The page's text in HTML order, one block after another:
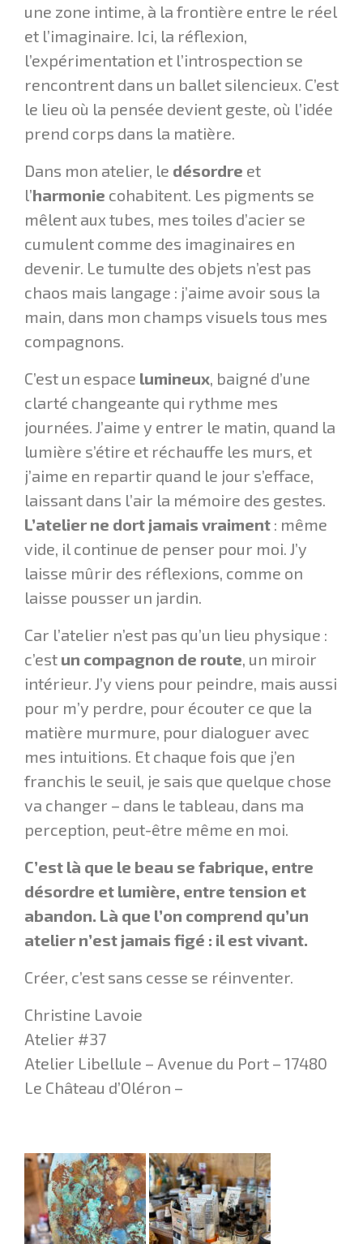
une zone intime, à la frontière entre le réel
et l’imaginaire. Ici, la réflexion,
l’expérimentation et l’introspection se
rencontrent dans un ballet silencieux. C’est
le lieu où la pensée devient geste, où l’idée
prend corps dans la matière.
Dans mon atelier, le désordre et
l’harmonie cohabitent. Les pigments se
mêlent aux tubes, mes toiles d’acier se
cumulent comme des imaginaires en
devenir. Le tumulte des objets n’est pas
chaos mais langage : j’aime avoir sous la
main, dans mon champs visuels tous mes
compagnons.
C’est un espace lumineux , baigné d’une
clarté changeante qui rythme mes
journées. J’aime y entrer le matin, quand la
lumière s’étire et réchauffe les murs, et
j’aime en repartir quand le jour s’efface,
laissant dans l’air la mémoire des gestes.
L’atelier ne dort jamais vraiment : même
vide, il continue de penser pour moi. J’y
laisse mûrir des réflexions, comme on
laisse pousser un jardin.
Car l’atelier n’est pas qu’un lieu physique :
c’est un compagnon de route , un miroir
intérieur. J’y viens pour peindre, mais aussi
pour m’y perdre, pour écouter ce que la
matière murmure, pour dialoguer avec
mes intuitions. Et chaque fois que j’en
franchis le seuil, je sais que quelque chose
va changer – dans le tableau, dans ma
perception, peut-être même en moi.
C’est là que le beau se fabrique, entre
désordre et lumière, entre tension et
abandon. Là que l’on comprend qu’un
atelier n’est jamais figé : il est vivant.
Créer, c’est sans cesse se réinventer.
Christine Lavoie
Atelier #37
Atelier Libellule – Avenue du Port – 17480
Le Château d’Oléron –